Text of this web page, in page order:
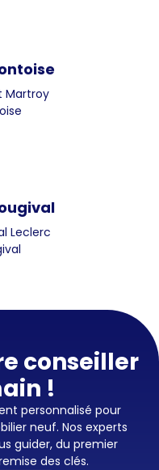
Martroy
Leclerc
conseiller
!
personnalisé pour
neuf. Nos experts
guider, du premier
des clés.